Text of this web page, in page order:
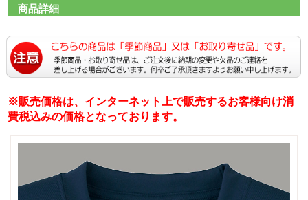
商品詳細
※販売価格は、インターネット上で販売するお客様向け消
費税込みの価格となっております。